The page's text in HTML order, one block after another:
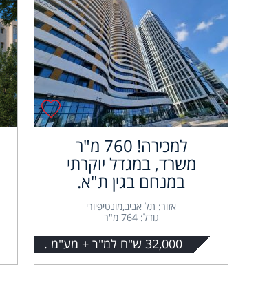
למכירה! 760 מ"ר
משרד, במגדל יוקרתי
במנחם בגין ת"א.
אזור: תל אביב,מונטיפיורי
גודל: 764 מ"ר
32,000 ש"ח למ"ר + מע"מ .